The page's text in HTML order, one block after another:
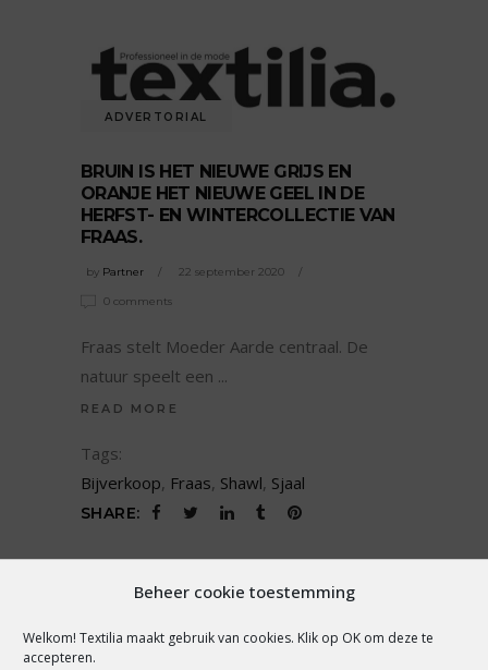
Beheer cookie toestemming
Welkom! Textilia maakt gebruik van cookies. Klik op OK om deze te
accepteren.
ADVERTORIAL
BRUIN IS HET NIEUWE GRIJS EN
ORANJE HET NIEUWE GEEL IN DE
HERFST- EN WINTERCOLLECTIE VAN
FRAAS.
by Partner 22 september 2020
0 comments
Fraas stelt Moeder Aarde centraal. De
natuur speelt een
READ MORE
Tags:
Bijverkoop, Fraas, Shawl, Sjaal
SHARE:
ADVERTORIAL